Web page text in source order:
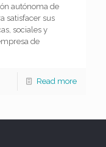
autónoma de
satisfacer sus
sociales y
de
Read more